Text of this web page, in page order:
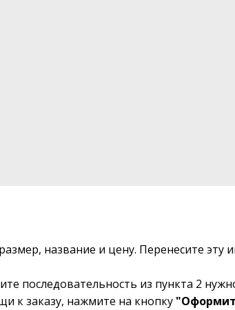
название и цену. Перенесите
последовательность из пункта 2
к заказу, нажмите на кнопку